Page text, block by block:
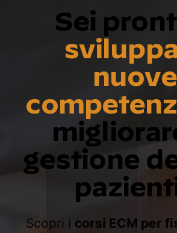
Sei
nuove
gestione
Scopri i corsi ECM per